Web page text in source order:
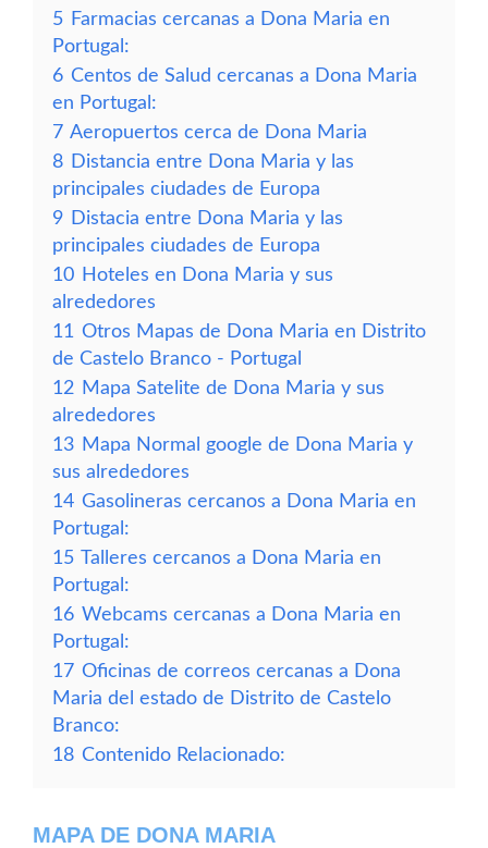
5 Farmacias cercanas a Dona Maria en
Portugal:
6 Centos de Salud cercanas a Dona Maria
en Portugal:
7 Aeropuertos cerca de Dona Maria
8 Distancia entre Dona Maria y las
principales ciudades de Europa
9 Distacia entre Dona Maria y las
principales ciudades de Europa
10 Hoteles en Dona Maria y sus
alrededores
11 Otros Mapas de Dona Maria en Distrito
de Castelo Branco - Portugal
12 Mapa Satelite de Dona Maria y sus
alrededores
13 Mapa Normal google de Dona Maria y
sus alrededores
14 Gasolineras cercanos a Dona Maria en
Portugal:
15 Talleres cercanos a Dona Maria en
Portugal:
16 Webcams cercanas a Dona Maria en
Portugal:
17 Oficinas de correos cercanas a Dona
Maria del estado de Distrito de Castelo
Branco:
18 Contenido Relacionado:
MAPA DE DONA MARIA